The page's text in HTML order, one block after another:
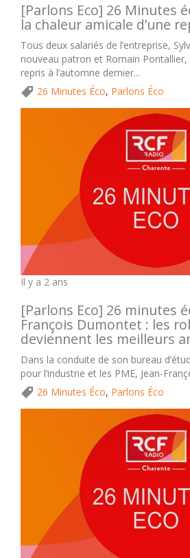
[Parlons Eco] 26 Minutes
la chaleur amicale d’une
Tous deux salariés de l’entreprise,
nouveau patron et Romain
repris à l’automne dernier...
26 Minutes Éco, Parlons Éco
Il y a 2 ans
[Parlons Eco] 26 minutes
François Dumontet : les
deviennent les meilleurs
Dans la conduite de son bureau
pour l’industrie et les PME, Jean-
26 Minutes Éco, Parlons Éco